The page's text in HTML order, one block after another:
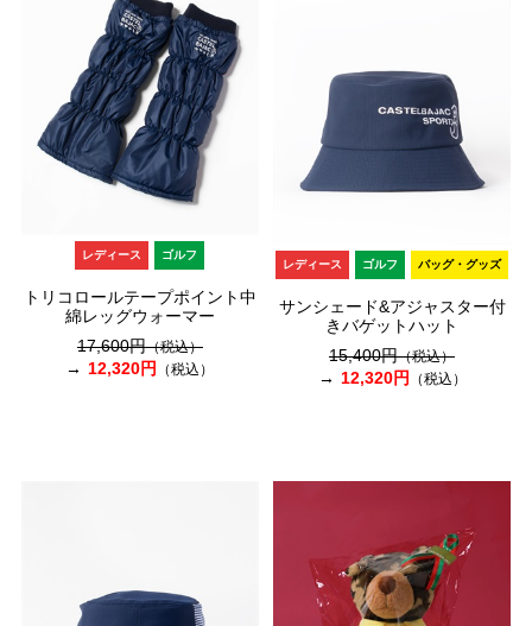
レディース ゴルフ
トリコロールテープポイント中
綿レッグウォーマー
17,600円（税込）
12,320円 （税込）
レディース ゴルフ バッグ・グッズ
サンシェード&アジャスター付
きバゲットハット
15,400円（税込）
12,320円 （税込）